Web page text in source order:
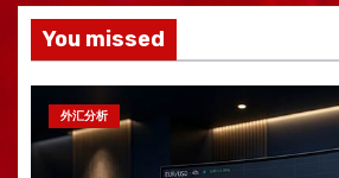
You missed
外汇分析